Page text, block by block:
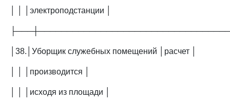
│ │ │электроподстанции │
│38.│Уборщик служебных помещений │расчет │
│ │ │производится │
│ │ │исходя из площади │